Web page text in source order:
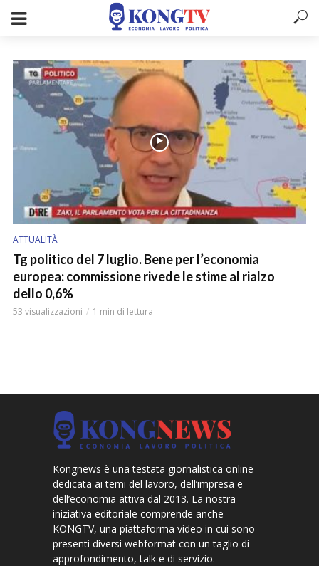
ATTUALITÀ
Tg politico del 7 luglio. Bene per l’economia
europea: commissione rivede le stime al rialzo
dello 0,6%
53 visualizzazioni 1 min di lettura
Kongnews è una testata giornalistica online
dedicata ai temi del lavoro, dell’impresa e
dell’economia attiva dal 2013. La nostra
iniziativa editoriale comprende anche
KONGTV, una piattaforma video in cui sono
presenti diversi webformat con un taglio di
approfondimento, talk e di servizio.